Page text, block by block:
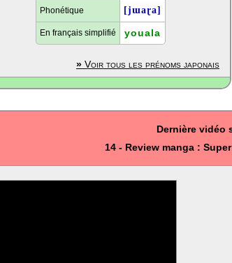
Phonétique [jɯaɽa]
En français simplifié youala
» Voir tous les prénoms japonais
Dernière vidéo
14 - Review manga :